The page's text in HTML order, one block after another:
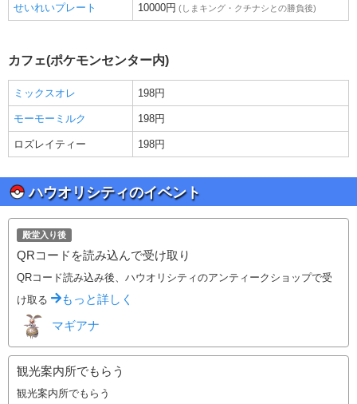
せいれいプレート 10000円 (しまキング・クチナシとの勝負後)
カフェ(ポケモンセンター内)
ミックスオレ 198円
モーモーミルク 198円
ロズレイティー 198円
ハウオリシティのイベント
殿堂入り後
QRコードを読み込んで受け取り
QRコード読み込み後、ハウオリシティのアンティークショップで受
け取る
もっと詳しく
マギアナ
観光案内所でもらう
観光案内所でもらう